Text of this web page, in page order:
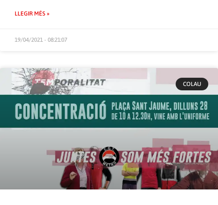
LLEGIR MÉS »
19/04/2021 - 08:21:07
COLAU